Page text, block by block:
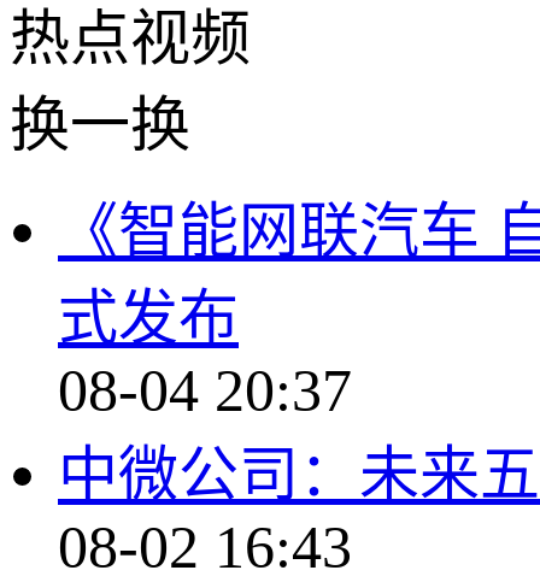
热点视频
换一换
《智能网联汽车
式发布
08-04 20:37
中微公司：未来
08-02 16:43